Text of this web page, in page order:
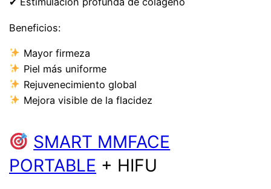
Beneficios:
Mayor firmeza
Piel más uniforme
Rejuvenecimiento global
Mejora visible de la flacidez
SMART MMFACE
PORTABLE + HIFU